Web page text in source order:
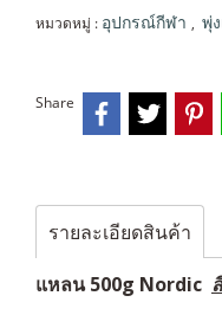
หมวดหมู่ : อุปกรณ์กีฬา , พุ่
Share
รายละเอียดสินค้า
แหลน 500g Nordic